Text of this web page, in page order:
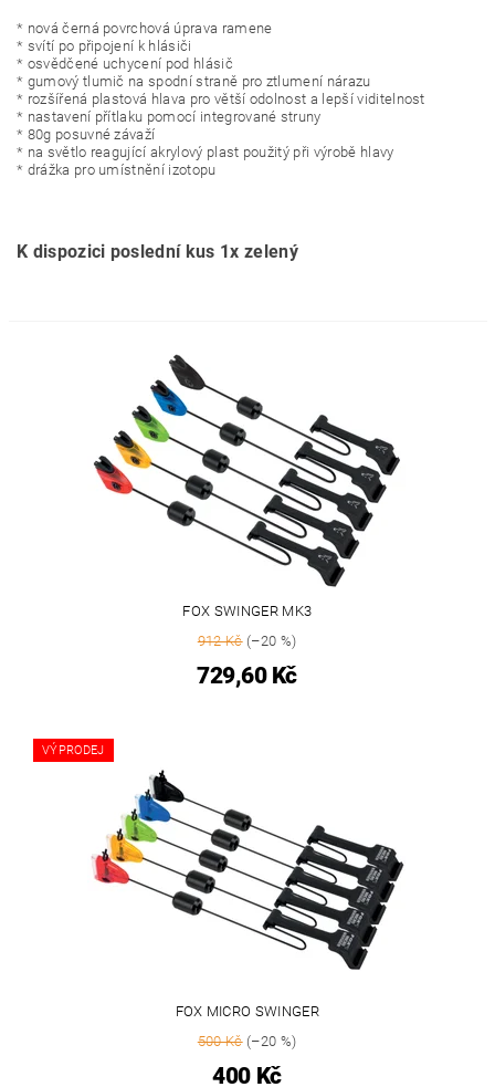
* nová černá povrchová úprava ramene
* svítí po připojení k hlásiči
* osvědčené uchycení pod hlásič
* gumový tlumič na spodní straně pro ztlumení nárazu
* rozšířená plastová hlava pro větší odolnost a lepší viditelnost
* nastavení přítlaku pomocí integrované struny
* 80g posuvné závaží
* na světlo reagující akrylový plast použitý při výrobě hlavy
* drážka pro umístnění izotopu
K dispozici poslední kus 1x zelený
FOX SWINGER MK3
912 Kč(–20 %)
729,60 Kč
VÝPRODEJ
FOX MICRO SWINGER
500 Kč(–20 %)
400 Kč